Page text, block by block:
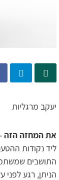
יעקב מרגליות
את המחזה הזה
ליד נקודות
התושבים
הניתן, רגע